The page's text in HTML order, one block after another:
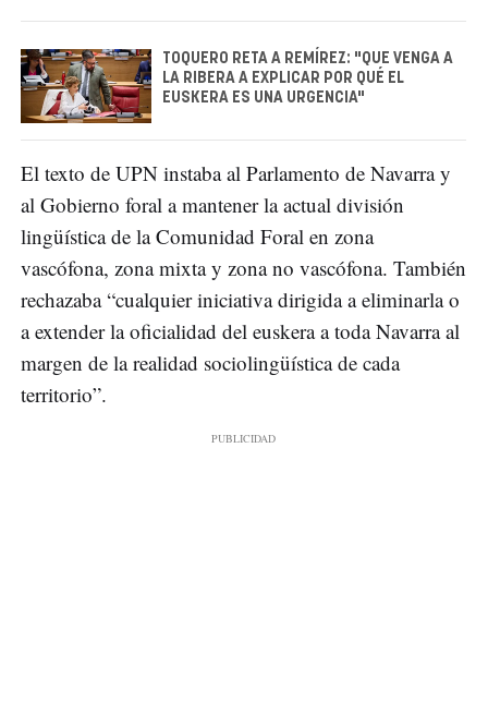
TOQUERO RETA A REMÍREZ: "QUE VENGA A
LA RIBERA A EXPLICAR POR QUÉ EL
EUSKERA ES UNA URGENCIA"
El texto de UPN instaba al Parlamento de Navarra y
al Gobierno foral a mantener la actual división
lingüística de la Comunidad Foral en zona
vascófona, zona mixta y zona no vascófona. También
rechazaba “cualquier iniciativa dirigida a eliminarla o
a extender la oficialidad del euskera a toda Navarra al
margen de la realidad sociolingüística de cada
territorio”.